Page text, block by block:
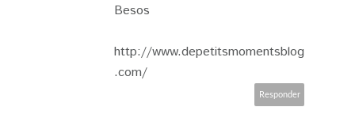
Besos
http://www.depetitsmomentsblog
.com/
Responder